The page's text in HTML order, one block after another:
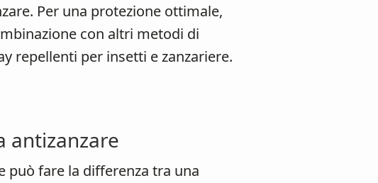
Per una protezione ottimale,
con altri metodi di
repellenti per insetti e zanzariere.
antizanzare
può fare la differenza tra una